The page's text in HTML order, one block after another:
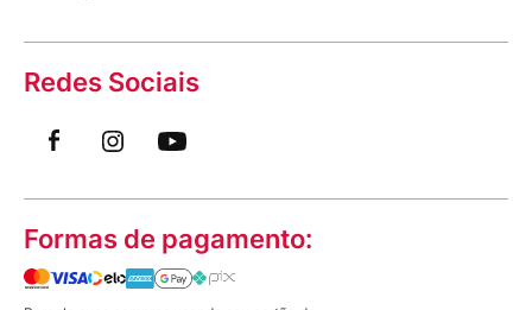
Redes Sociais
Formas de pagamento: